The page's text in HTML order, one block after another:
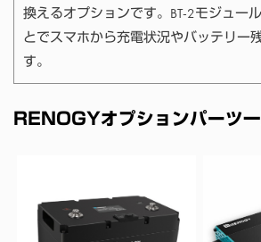
換えるオプションです。BT-2モジュー
とでスマホから充電状況やバッテリー
す。
RENOGYオプションパーツ